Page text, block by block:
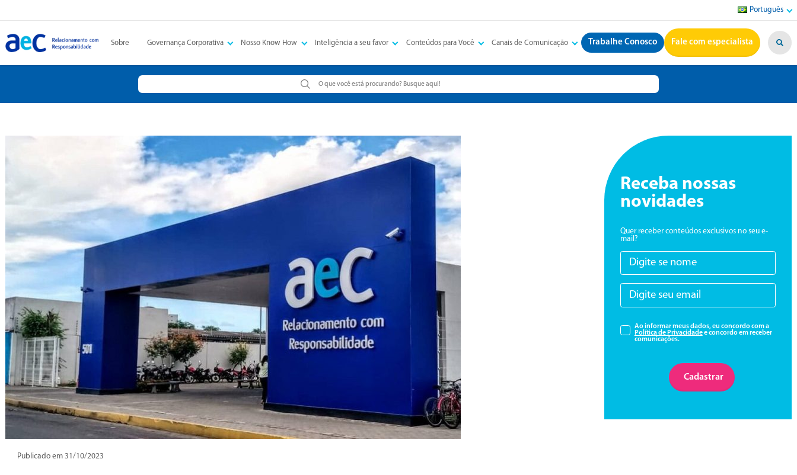
Português
Sobre Governança Corporativa Nosso Know How Inteligência a seu favor Conteúdos para Você Canais de Comunicação Trabalhe Conosco Fale com especialista
Publicado em 31/10/2023
Receba nossas
novidades
Quer receber conteúdos exclusivos no seu e-
mail?
Ao informar meus dados, eu concordo com a
Política de Privacidadee concordo em receber
comunicações.
Cadastrar